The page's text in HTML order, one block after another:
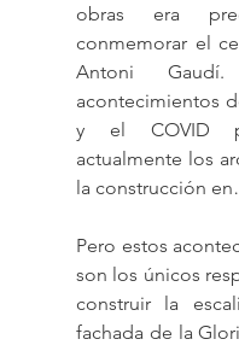
obras era
conmemorar el
Antoni
acontecimientos
y el COVID
actualmente los
la construcción
Pero estos
son los únicos
construir la
fachada de la